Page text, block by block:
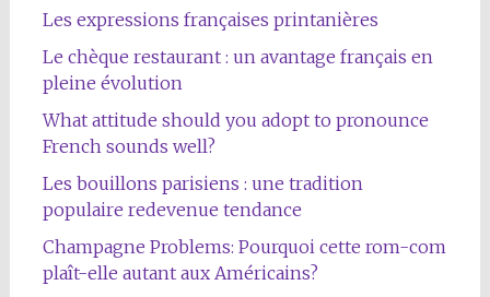
Les expressions françaises printanières
Le chèque restaurant : un avantage français en
pleine évolution
What attitude should you adopt to pronounce
French sounds well?
Les bouillons parisiens : une tradition
populaire redevenue tendance
Champagne Problems: Pourquoi cette rom-com
plaît-elle autant aux Américains?